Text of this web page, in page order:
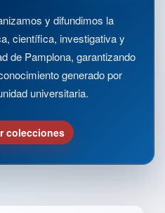
y difundimos la
científica, investigativa y
de Pamplona, garantizando
generado por
universitaria.
colecciones